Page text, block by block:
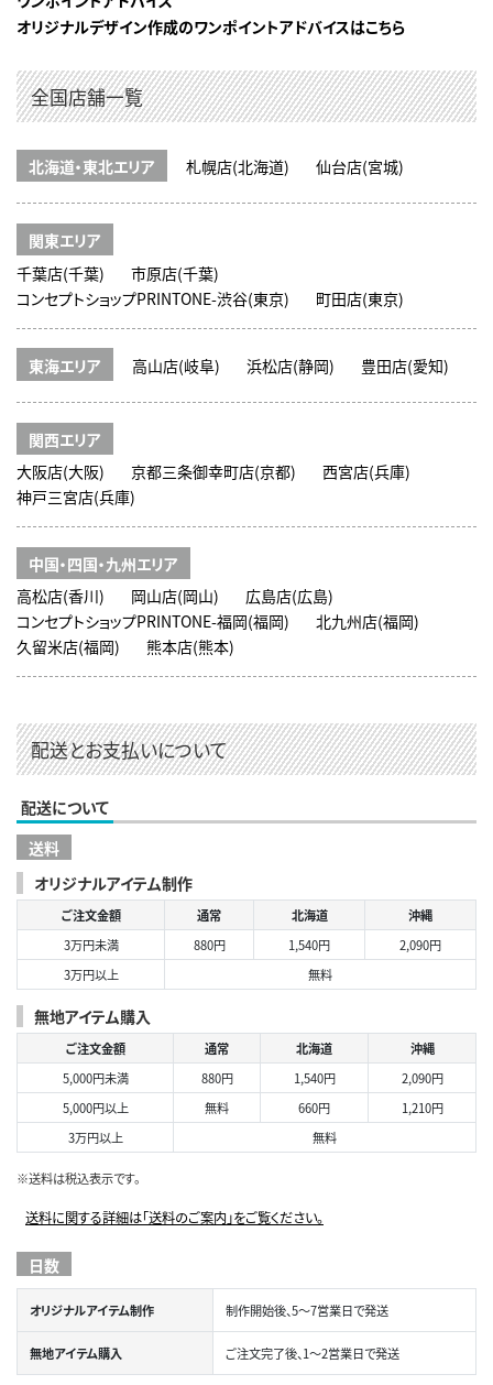
オリジナルデザイン作成のワンポイントアドバイスはこちら
全国店舗一覧
北海道・東北エリア 札幌店(北海道) 仙台店(宮城)
関東エリア
千葉店(千葉)
市原店(千葉)
コンセプトショップPRINTONE-渋谷(東京)
町田店(東京)
東海エリア 高山店(岐阜) 浜松店(静岡) 豊田店(愛知)
関西エリア
大阪店(大阪)
京都三条御幸町店(京都)
西宮店(兵庫)
神戸三宮店(兵庫)
中国・四国・九州エリア
高松店(香川)
岡山店(岡山)
広島店(広島)
コンセプトショップPRINTONE-福岡(福岡)
北九州店(福岡)
久留米店(福岡)
熊本店(熊本)
配送とお支払いについて
配送について
送料
オリジナルアイテム制作
ご注文金額 通常 北海道
沖縄
3万円未満
880円 1,540円
2,090円
3万円以上
無料
無地アイテム購入
ご注文金額 通常 北海道
沖縄
5,000円未満
880円 1,540円
2,090円
5,000円以上
無料 660円
1,210円
3万円以上
無料
※送料は税込表示です。
送料に関する詳細は「送料のご案内」をご覧ください。
日数
オリジナルアイテム制作 制作開始後、5～7営業日で発送
無地アイテム購入 ご注文完了後、1～2営業日で発送